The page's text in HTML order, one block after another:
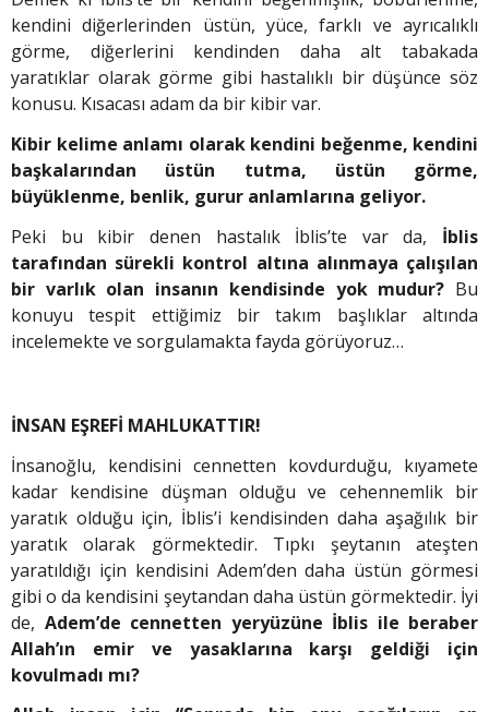
kendini diğerlerinden üstün, yüce, farklı ve ayrıcalıklı
görme, diğerlerini kendinden daha alt tabakada
yaratıklar olarak görme gibi hastalıklı bir düşünce söz
konusu. Kısacası adam da bir kibir var.
Kibir kelime anlamı olarak kendini beğenme, kendini
başkalarından üstün tutma, üstün görme,
büyüklenme, benlik, gurur anlamlarına geliyor.
Peki bu kibir denen hastalık İblis’te var da, İblis
tarafından sürekli kontrol altına alınmaya çalışılan
bir varlık olan insanın kendisinde yok mudur? Bu
konuyu tespit ettiğimiz bir takım başlıklar altında
incelemekte ve sorgulamakta fayda görüyoruz…
İNSAN EŞREFİ MAHLUKATTIR!
İnsanoğlu, kendisini cennetten kovdurduğu, kıyamete
kadar kendisine düşman olduğu ve cehennemlik bir
yaratık olduğu için, İblis’i kendisinden daha aşağılık bir
yaratık olarak görmektedir. Tıpkı şeytanın ateşten
yaratıldığı için kendisini Adem’den daha üstün görmesi
gibi o da kendisini şeytandan daha üstün görmektedir. İyi
de, Adem’de cennetten yeryüzüne İblis ile beraber
Allah’ın emir ve yasaklarına karşı geldiği için
kovulmadı mı?